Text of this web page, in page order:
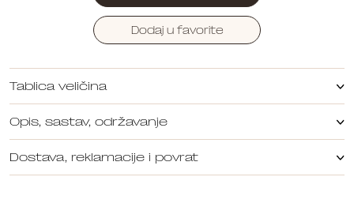
Dodaj u favorite
Tablica veličina
Opis, sastav, održavanje
Dostava, reklamacije i povrat